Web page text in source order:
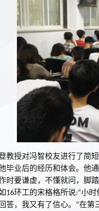
教授对冯智校友进行了简
毕业后的经历和体会。他
时要谦虚，不懂就问，脚
16环工的宋格格所说:“小时
答，我又有了信心。 ”在第